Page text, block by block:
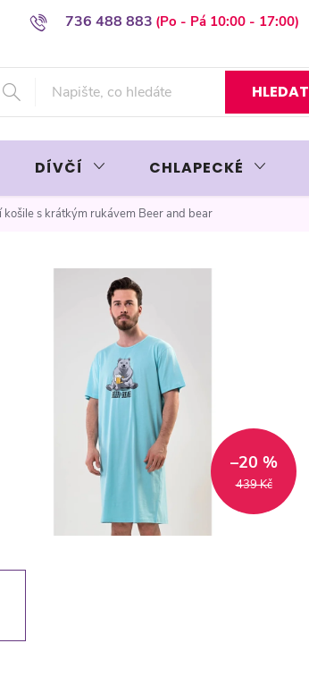
736 488 883
podmínky Podmínky ochrany osobních údajů
HLEDAT
DÍVČÍ CHLAPECKÉ
košile s krátkým rukávem Beer and bear
439 Kč
–20 %